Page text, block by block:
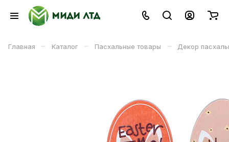
Главная – Каталог – Пасхальные товары – Декор